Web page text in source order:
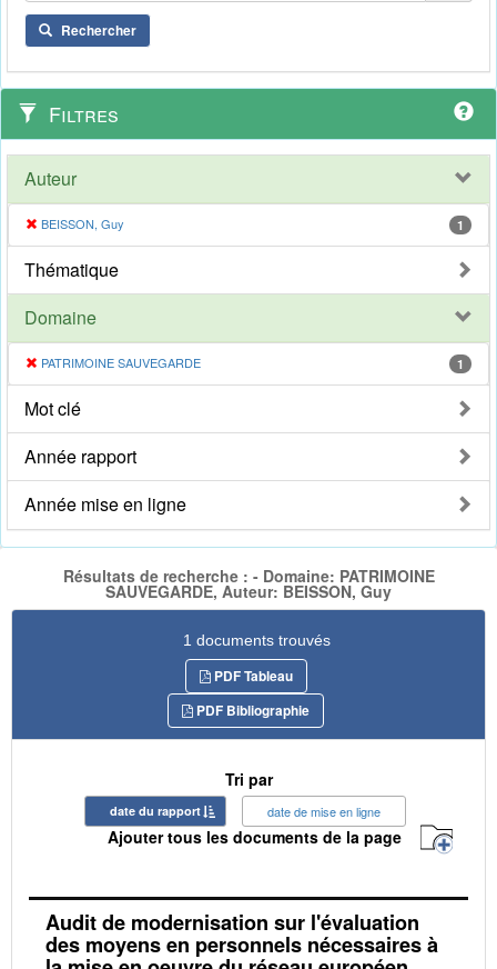
Rechercher
Filtres
Auteur
BEISSON, Guy 1
Thématique
Domaine
PATRIMOINE SAUVEGARDE 1
Mot clé
Année rapport
Année mise en ligne
Résultats de recherche : - Domaine: PATRIMOINE
SAUVEGARDE, Auteur: BEISSON, Guy
1 documents trouvés
PDF Tableau
PDF Bibliographie
Tri par
date du rapport date de mise en ligne
Ajouter tous les documents de la page
Audit de modernisation sur l'évaluation
des moyens en personnels nécessaires à